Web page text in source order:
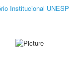
Institucional UNESP